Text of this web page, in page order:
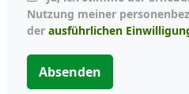
Nutzung meiner
der ausführlichen
Absenden